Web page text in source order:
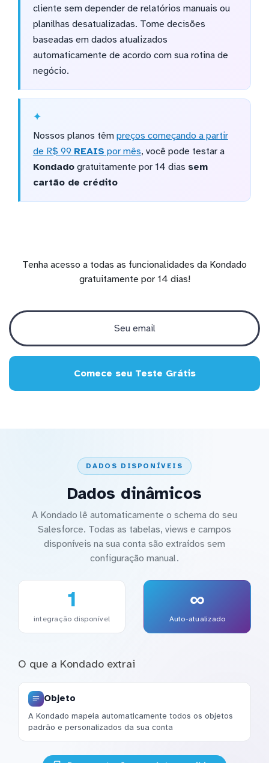
cliente sem depender de relatórios manuais ou
planilhas desatualizadas. Tome decisões
baseadas em dados atualizados
automaticamente de acordo com sua rotina de
negócio.
Nossos planos têm preços começando a partir
de R$ 99 REAIS por mês, você pode testar a
Kondadogratuitamente por 14 dias sem
cartão de crédito
Tenha acesso a todas as funcionalidades da Kondado
gratuitamente por 14 dias!
Comece seu Teste Grátis
DADOS DISPONÍVEIS
Dados dinâmicos
A Kondado lê automaticamente o schema do seu
Salesforce. Todas as tabelas, views e campos
disponíveis na sua conta são extraídos sem
configuração manual.
1
integração disponível
∞
Auto-atualizado
O que a Kondado extrai
Objeto
A Kondado mapeia automaticamente todos os objetos
padrão e personalizados da sua conta